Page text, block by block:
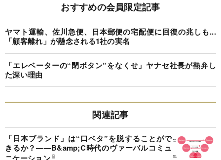
おすすめの会員限定記事
ヤマト運輸、佐川急便、日本郵便の宅配便に回復の兆しも...
「顧客離れ」が懸念される1社の実名
「エレベーターの“閉ボタン”をなくせ」ヤナセ社長が熱弁し
た深い理由
関連記事
「日本ブランド」は“口ベタ”を脱することがで
きるか？――B&amp;C時代のヴァーバルコミュ